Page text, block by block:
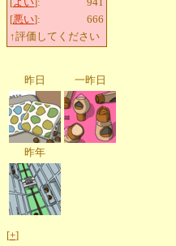
[よい]:
941
[悪い]:
666
↑評価してください
昨日 一昨日
昨年
[+]